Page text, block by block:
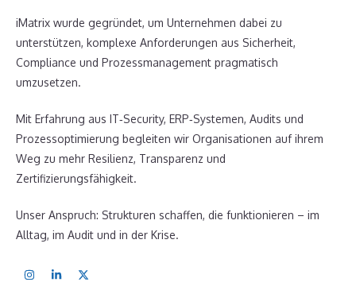
iMatrix wurde gegründet, um Unternehmen dabei zu
unterstützen, komplexe Anforderungen aus Sicherheit,
Compliance und Prozessmanagement pragmatisch
umzusetzen.
Mit Erfahrung aus IT‑Security, ERP‑Systemen, Audits und
Prozessoptimierung begleiten wir Organisationen auf ihrem
Weg zu mehr Resilienz, Transparenz und
Zertifizierungsfähigkeit.
Unser Anspruch: Strukturen schaffen, die funktionieren – im
Alltag, im Audit und in der Krise.